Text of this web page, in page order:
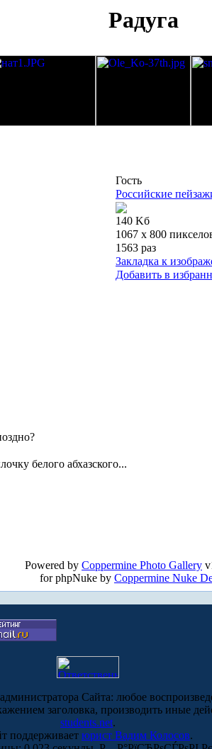
Радуга
Гость
Российские
140 Kб
1067 x 800
1563 раз
Закладка к
Добавить в
белого абхазского...
Powered by Coppermine Photo Gallery
for phpNuke by Coppermine Nuke
Сайта: любое
заголовка, производить иные
students.net.
поддерживает юрист Вадим Колосов.